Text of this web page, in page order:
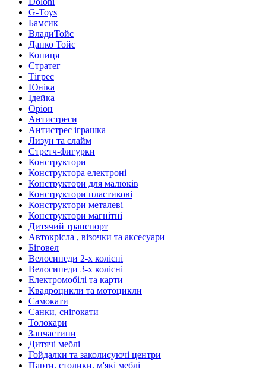
G-Toys
Бамсик
ВладиТойс
Данко Тойс
Копиця
Стратег
Тігрес
Юніка
Ідейка
Оріон
Антистреси
Антистрес іграшка
Лизун та слайм
Стретч-фигурки
Конструктори
Конструктора електроні
Конструктори для малюків
Конструктори пластикові
Конструктори металеві
Конструктори магнітні
Дитячий транспорт
Автокрісла , візочки та аксесуари
Біговел
Велосипеди 2-х колісні
Велосипеди 3-х колісні
Електромобілі та карти
Квадроцикли та мотоцикли
Самокати
Санки, снігокати
Толокари
Запчастини
Дитячі меблі
Гойдалки та заколисуючі центри
Парти, столики, м'які меблі